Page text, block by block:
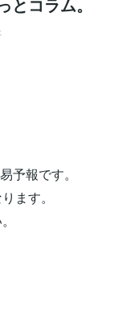
予報です。
ます。